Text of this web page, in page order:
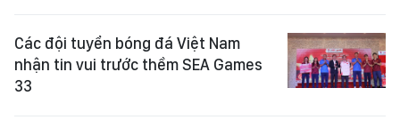
Các đội tuyển bóng đá Việt Nam
nhận tin vui trước thềm SEA Games
33